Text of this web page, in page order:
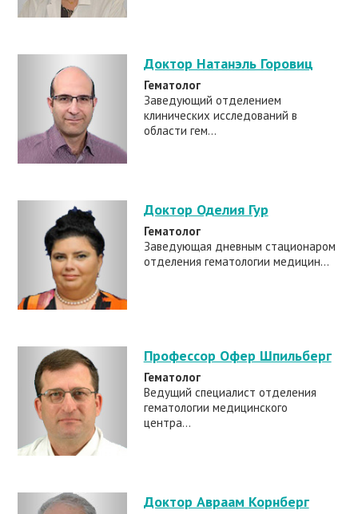
Доктор Натанэль Горовиц
Гематолог
Заведующий отделением
клинических исследований в
области гем...
Доктор Оделия Гур
Гематолог
Заведующая дневным стационаром
отделения гематологии медицин...
Профессор Офер Шпильберг
Гематолог
Ведущий специалист отделения
гематологии медицинского
центра...
Доктор Авраам Корнберг